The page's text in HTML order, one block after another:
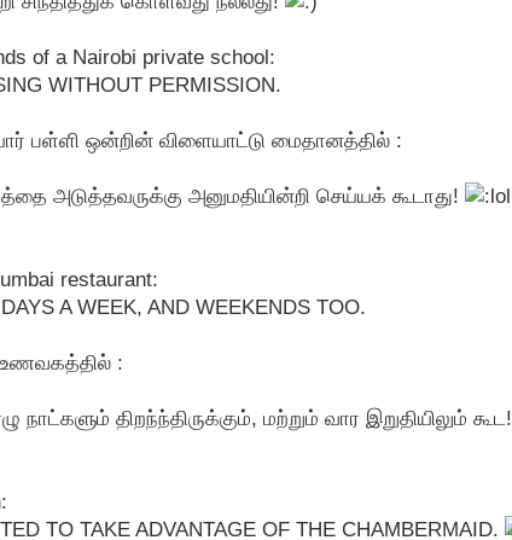
of a Nairobi private school:
WITHOUT PERMISSION.
பள்ளி ஒன்றின் விளையாட்டு மைதானத்தில் :
அடுத்தவருக்கு அனுமதியின்றி செய்யக் கூடாது!
restaurant:
A WEEK, AND WEEKENDS TOO.
:
நாட்களும் திறந்ந்திருக்கும், மற்றும் வார இறுதியிலும் கூட!
TO TAKE ADVANTAGE OF THE CHAMBERMAID.